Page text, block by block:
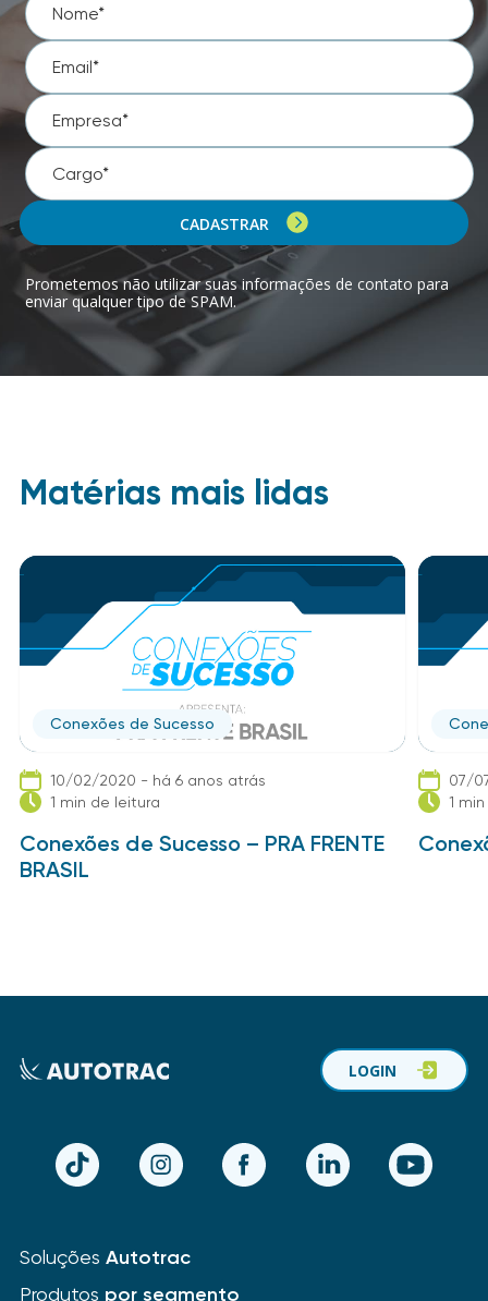
CADASTRAR
Prometemos não utilizar suas informações de contato para
enviar qualquer tipo de SPAM.
Matérias mais lidas
Conexões de Sucesso
10/02/2020 - há 6 anos atrás
1 min de leitura
Conexões de Sucesso – PRA FRENTE
BRASIL
07/
1
TikTok Instagram Facebook LinkedIn YouTube
LOGIN
Soluções Autotrac
Produtos por segmento